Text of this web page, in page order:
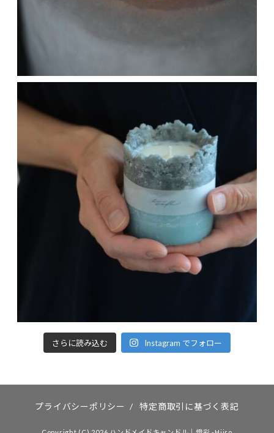
さらに読み込む Instagram でフォロー
プライバシーポリシー / 特定商取引に基づく表記